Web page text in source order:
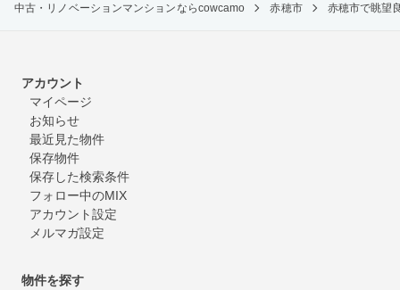
中古・リノベーションマンションならcowcamo 赤穂市 赤穂市で眺望
アカウント
マイページ
お知らせ
最近見た物件
保存物件
保存した検索条件
フォロー中のMIX
アカウント設定
メルマガ設定
物件を探す